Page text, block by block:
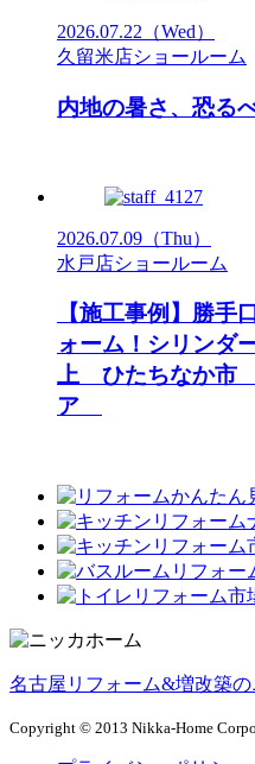
2026.07.22 （Wed）
久留米店ショールーム
内地の暑さ、恐る
2026.07.09 （Thu）
水戸店ショールーム
【施工事例】勝手
ォーム！シリンダ
上 ひたちなか市
ア
名古屋リフォーム&増改築
Copyright © 2013 Nikka-Home